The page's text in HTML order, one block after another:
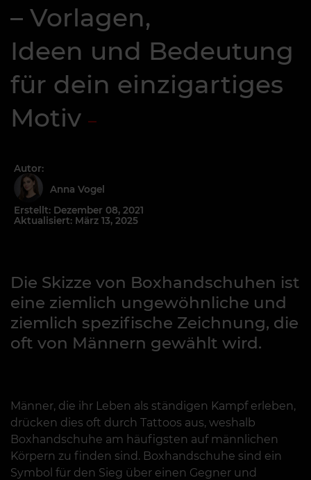
– Vorlagen,
Ideen und Bedeutung
für dein einzigartiges
Motiv
Autor:
Anna Vogel
Erstellt: Dezember 08, 2021
Aktualisiert: März 13, 2025
Die Skizze von Boxhandschuhen ist
eine ziemlich ungewöhnliche und
ziemlich spezifische Zeichnung, die
oft von Männern gewählt wird.
Männer, die ihr Leben als ständigen Kampf erleben,
drücken dies oft durch Tattoos aus, weshalb
Boxhandschuhe am häufigsten auf männlichen
Körpern zu finden sind. Boxhandschuhe sind ein
Symbol für den Sieg über einen Gegner und